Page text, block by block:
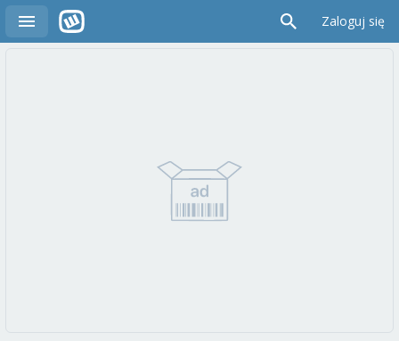
Zaloguj się